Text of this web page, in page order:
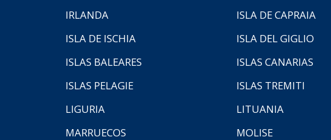
IRLANDA ISLA DE CAPRAIA
ISLA DE ISCHIA ISLA DEL GIGLIO
ISLAS BALEARES ISLAS CANARIAS
ISLAS PELAGIE ISLAS TREMITI
LIGURIA LITUANIA
MARRUECOS MOLISE